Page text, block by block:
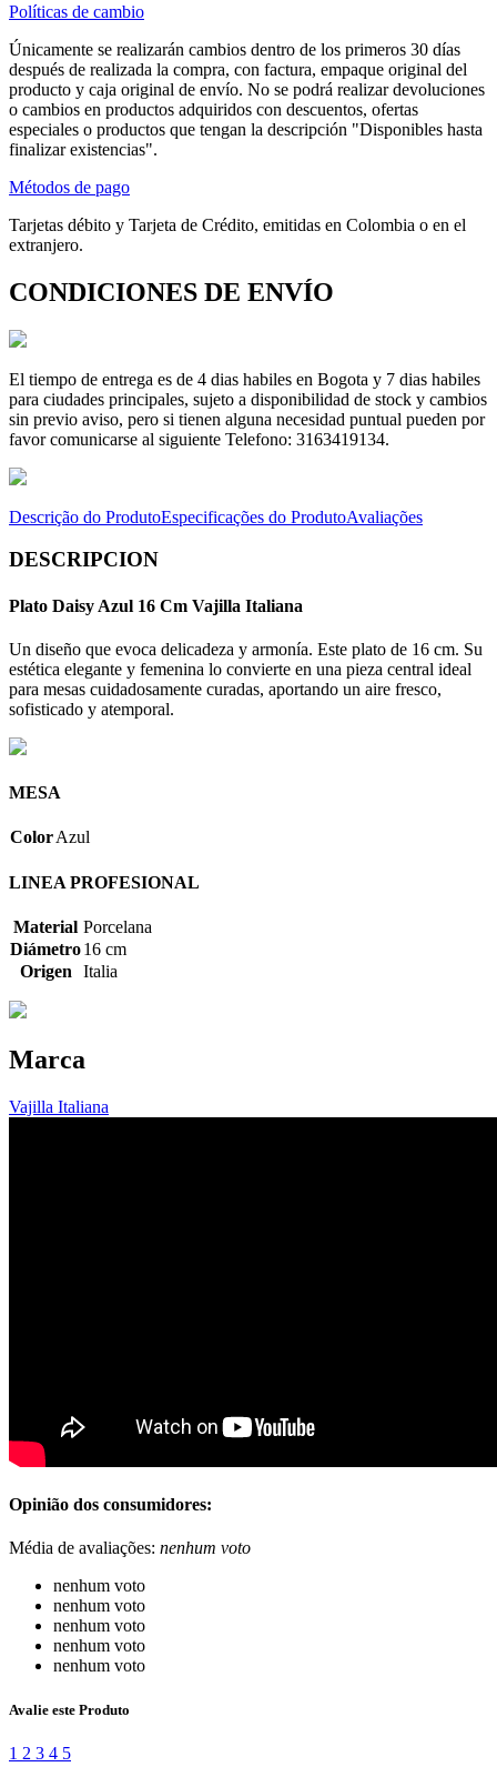
Políticas de cambio
Únicamente se realizarán cambios dentro de los primeros 30 días
después de realizada la compra, con factura, empaque original del
producto y caja original de envío. No se podrá realizar devoluciones
o cambios en productos adquiridos con descuentos, ofertas
especiales o productos que tengan la descripción "Disponibles hasta
finalizar existencias".
Métodos de pago
Tarjetas débito y Tarjeta de Crédito, emitidas en Colombia o en el
extranjero.
CONDICIONES DE ENVÍO
El tiempo de entrega es de 4 dias habiles en Bogota y 7 dias habiles
para ciudades principales, sujeto a disponibilidad de stock y cambios
sin previo aviso, pero si tienen alguna necesidad puntual pueden por
favor comunicarse al siguiente Telefono: 3163419134.
Descrição do ProdutoEspecificações do ProdutoAvaliações
DESCRIPCION
Plato Daisy Azul 16 Cm Vajilla Italiana
Un diseño que evoca delicadeza y armonía. Este plato de 16 cm. Su
estética elegante y femenina lo convierte en una pieza central ideal
para mesas cuidadosamente curadas, aportando un aire fresco,
sofisticado y atemporal.
MESA
ColorAzul
LINEA PROFESIONAL
Material Porcelana
Diámetro16 cm
Origen
Italia
Marca
Vajilla Italiana
Opinião dos consumidores:
Média de avaliações: nenhum voto
nenhum voto
nenhum voto
nenhum voto
nenhum voto
nenhum voto
Avalie este Produto
1 2 3 4 5